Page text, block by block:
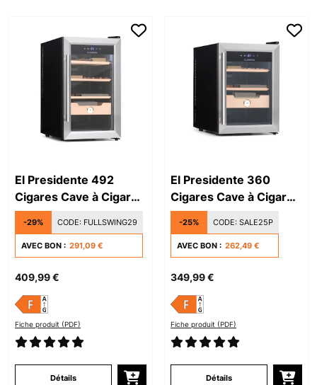
El Presidente 492
Cigares Cave à Cigare
Argent
-29% CODE: FULLSWING29
AVEC BON : 291,09 €
409,99 €
Fiche produit (PDF)
Détails
El Presidente 360
Cigares Cave à Cigare
Argent
-25% CODE: SALE25P
AVEC BON : 262,49 €
349,99 €
Fiche produit (PDF)
Détails